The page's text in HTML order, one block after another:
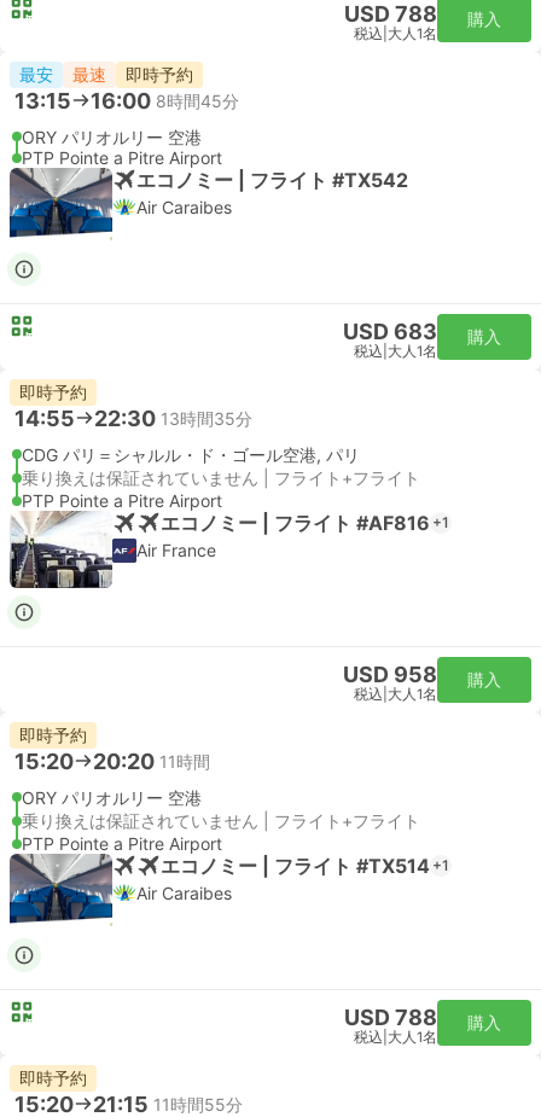
USD 788
税込 大人1名
購入
最安 最速 即時予約
13:15 16:00 8時間45分
ORY パリオルリー 空港
PTP Pointe a Pitre Airport
エコノミー | フライト #TX542
Air Caraibes
USD 683
税込 大人1名
購入
即時予約
14:55 22:30 13時間35分
CDG パリ＝シャルル・ド・ゴール空港, パリ
乗り換えは保証されていません | フライト+フライト
PTP Pointe a Pitre Airport
エコノミー | フライト #AF816 +1
Air France
USD 958
税込 大人1名
購入
即時予約
15:20 20:20 11時間
ORY パリオルリー 空港
乗り換えは保証されていません | フライト+フライト
PTP Pointe a Pitre Airport
エコノミー | フライト #TX514 +1
Air Caraibes
USD 788
税込 大人1名
購入
即時予約
15:20 21:15 11時間55分